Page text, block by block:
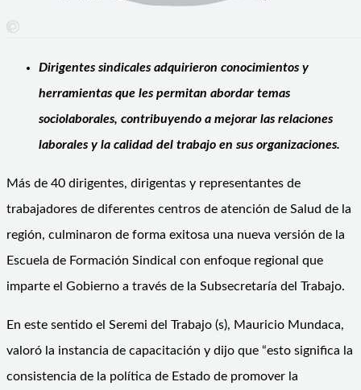
Dirigentes sindicales adquirieron conocimientos y
herramientas que les permitan abordar temas
sociolaborales, contribuyendo a mejorar las relaciones
laborales y la calidad del trabajo en sus organizaciones.
Más de 40 dirigentes, dirigentas y representantes de
trabajadores de diferentes centros de atención de Salud de la
región, culminaron de forma exitosa una nueva versión de la
Escuela de Formación Sindical con enfoque regional que
imparte el Gobierno a través de la Subsecretaría del Trabajo.
En este sentido el Seremi del Trabajo (s), Mauricio Mundaca,
valoró la instancia de capacitación y dijo que “esto significa la
consistencia de la política de Estado de promover la